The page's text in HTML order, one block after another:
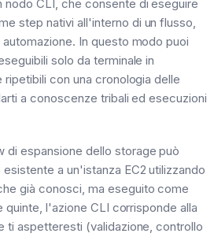
nodo CLI, che consente di eseguire
step nativi all'interno di un flusso,
In questo modo puoi
solo da terminale in
con una cronologia delle
a conoscenze tribali ed esecuzioni
di espansione dello storage può
a un'istanza EC2 utilizzando
già conosci, ma eseguito come
l'azione CLI corrisponde alla
ti aspetteresti (validazione, controllo